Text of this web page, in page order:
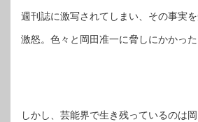
週刊誌に激写されてしまい、その事実
激怒。色々と岡田准一に脅しにかかった
しかし、芸能界で生き残っているのは岡